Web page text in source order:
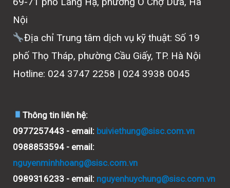
Nội
Địa chỉ Trung tâm dịch vụ kỹ thuật: Số 19
phố Thọ Tháp, phường Cầu Giấy, TP. Hà Nội
Hotline: 024 3747 2258 | 024 3938 0045
Thông tin liên hệ:
0977257443 - email: buiviethung@sisc.com.vn
0988853594 - email:
nguyenminhhoang@sisc.com.vn
0989316233 - email: nguyenhuychung@sisc.com.vn